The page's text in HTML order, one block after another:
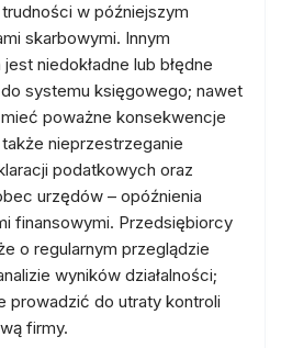
w późniejszym
skarbowymi. Innym
niedokładne lub błędne
systemu księgowego; nawet
poważne konsekwencje
nieprzestrzeganie
podatkowych oraz
urzędów – opóźnienia
finansowymi. Przedsiębiorcy
o regularnym przeglądzie
wyników działalności;
prowadzić do utraty kontroli
firmy.